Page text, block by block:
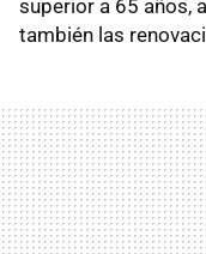
superior a 65 años,
también las